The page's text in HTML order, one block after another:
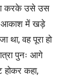
करके उसे उस
आकाश में खड़े
था, वह पूरा हो
पुनः आगे
कहा,